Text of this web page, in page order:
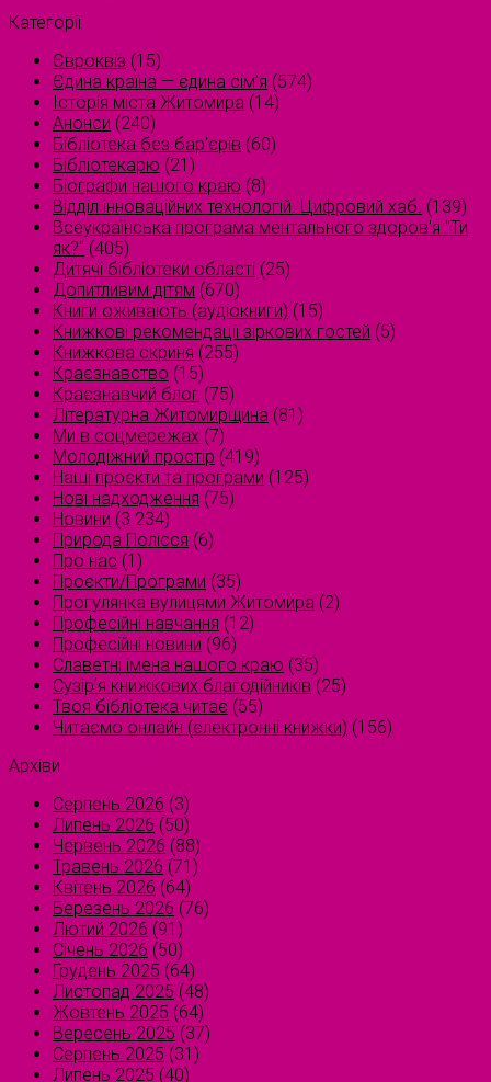
Категорії
Євроквіз (15)
Єдина країна — єдина сім’я (574)
Історія міста Житомира (14)
Анонси (240)
Бібліотека без бар'єрів (60)
Бібліотекарю (21)
Біографи нашого краю (8)
Відділ інноваційних технологій. Цифровий хаб. (139)
Всеукраїнська програма ментального здоров'я "Ти
як?" (405)
Дитячі бібліотеки області (25)
Допитливим дітям (670)
Книги оживають (аудіокниги) (15)
Книжкові рекомендації зіркових гостей (5)
Книжкова скриня (255)
Краєзнавство (15)
Краєзнавчий блог (75)
Літературна Житомирщина (81)
Ми в соцмережах (7)
Молодіжний простір (419)
Наші проєкти та програми (125)
Нові надходження (75)
Новини (3 234)
Природа Полісся (6)
Про нас (1)
Проєкти/Програми (35)
Прогулянка вулицями Житомира (2)
Професійні навчання (12)
Професійні новини (96)
Славетні імена нашого краю (35)
Сузірʼя книжкових благодійників (25)
Твоя бібліотека читає (55)
Читаємо онлайн (електронні книжки) (156)
Архіви
Серпень 2026 (3)
Липень 2026 (50)
Червень 2026 (88)
Травень 2026 (71)
Квітень 2026 (64)
Березень 2026 (76)
Лютий 2026 (91)
Січень 2026 (50)
Грудень 2025 (64)
Листопад 2025 (48)
Жовтень 2025 (64)
Вересень 2025 (37)
Серпень 2025 (31)
Липень 2025 (40)